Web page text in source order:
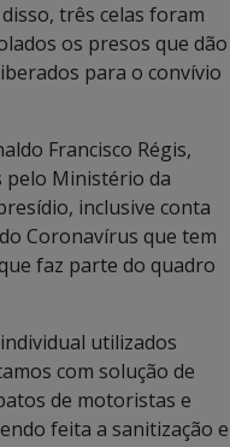
três celas foram
os presos que dão
para o convívio
Francisco Régis,
Ministério da
inclusive conta
Coronavírus que tem
faz parte do quadro
utilizados
com solução de
de motoristas e
feita a sanitização e